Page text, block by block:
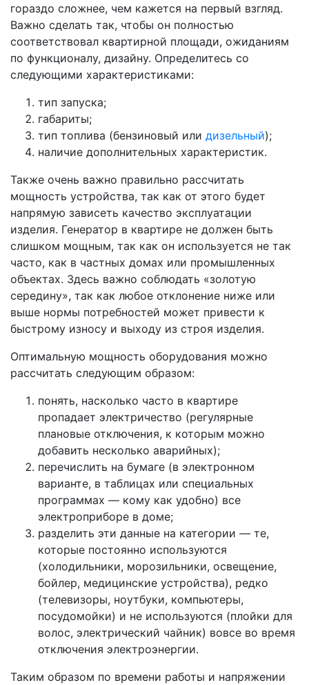
гораздо сложнее, чем кажется на первый взгляд.
Важно сделать так, чтобы он полностью
соответствовал квартирной площади, ожиданиям
по функционалу, дизайну. Определитесь со
следующими характеристиками:
тип запуска;
габариты;
тип топлива (бензиновый или дизельный);
наличие дополнительных характеристик.
Также очень важно правильно рассчитать
мощность устройства, так как от этого будет
напрямую зависеть качество эксплуатации
изделия. Генератор в квартире не должен быть
слишком мощным, так как он используется не так
часто, как в частных домах или промышленных
объектах. Здесь важно соблюдать «золотую
середину», так как любое отклонение ниже или
выше нормы потребностей может привести к
быстрому износу и выходу из строя изделия.
Оптимальную мощность оборудования можно
рассчитать следующим образом:
понять, насколько часто в квартире
пропадает электричество (регулярные
плановые отключения, к которым можно
добавить несколько аварийных);
перечислить на бумаге (в электронном
варианте, в таблицах или специальных
программах — кому как удобно) все
электроприборе в доме;
разделить эти данные на категории — те,
которые постоянно используются
(холодильники, морозильники, освещение,
бойлер, медицинские устройства), редко
(телевизоры, ноутбуки, компьютеры,
посудомойки) и не используются (плойки для
волос, электрический чайник) вовсе во время
отключения электроэнергии.
Таким образом по времени работы и напряжении